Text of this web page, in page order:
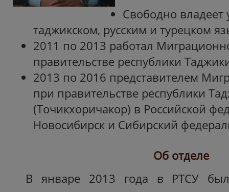
Свободно владеет
таджикском, русским и турецком
2011 по 2013 работал
правительстве республики
2013 по 2016 представителем
при правительстве республики
(Точикхоричакор) в Российской
Новосибирск и Сибирский
Об отделе
В январе 2013 года в РТСУ